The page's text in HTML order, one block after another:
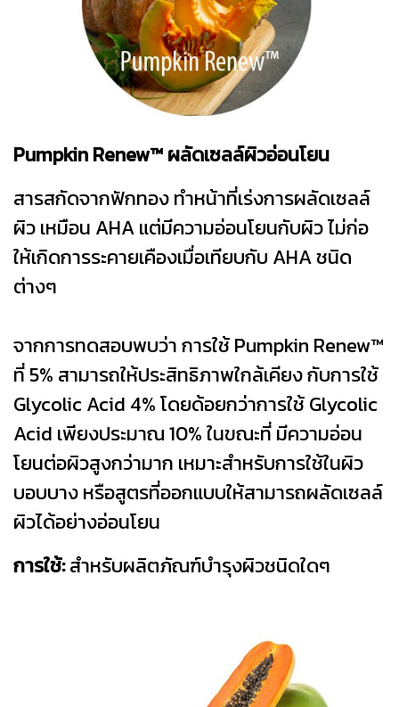
Pumpkin Renew™ ผลัดเซลล์ผิวอ่อนโยน
สารสกัดจากฟักทอง ทำหน้าที่เร่งการผลัดเซลล์
ผิว เหมือน AHA แต่มีความอ่อนโยนกับผิว ไม่ก่อ
ให้เกิดการระคายเคืองเมื่อเทียบกับ AHA ชนิด
ต่างๆ
จากการทดสอบพบว่า การใช้ Pumpkin Renew™
ที่ 5% สามารถให้ประสิทธิภาพใกล้เคียง กับการใช้
Glycolic Acid 4% โดยด้อยกว่าการใช้ Glycolic
Acid เพียงประมาณ 10% ในขณะที่ มีความอ่อน
โยนต่อผิวสูงกว่ามาก เหมาะสำหรับการใช้ในผิว
บอบบาง หรือสูตรที่ออกแบบให้สามารถผลัดเซลล์
ผิวได้อย่างอ่อนโยน
การใช้:สำหรับผลิตภัณฑ์บำรุงผิวชนิดใดๆ